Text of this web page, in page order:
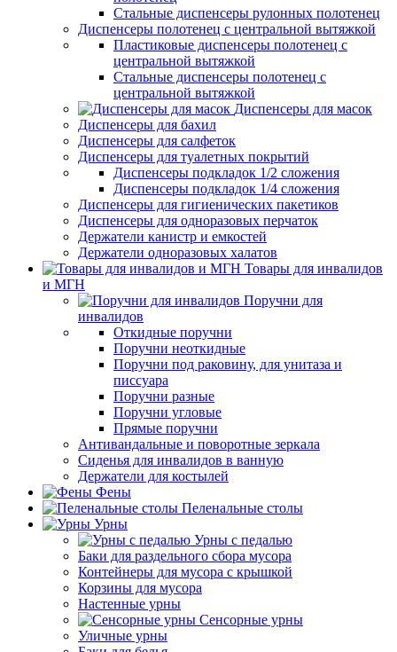
Стальные диспенсеры рулонных полотенец
Диспенсеры полотенец с центральной вытяжкой
Пластиковые диспенсеры полотенец с
центральной вытяжкой
Стальные диспенсеры полотенец с
центральной вытяжкой
Диспенсеры для масок
Диспенсеры для бахил
Диспенсеры для салфеток
Диспенсеры для туалетных покрытий
Диспенсеры подкладок 1/2 сложения
Диспенсеры подкладок 1/4 сложения
Диспенсеры для гигиенических пакетиков
Диспенсеры для одноразовых перчаток
Держатели канистр и емкостей
Держатели одноразовых халатов
Товары для инвалидов
и МГН
Поручни для
инвалидов
Откидные поручни
Поручни неоткидные
Поручни под раковину, для унитаза и
писсуара
Поручни разные
Поручни угловые
Прямые поручни
Антивандальные и поворотные зеркала
Сиденья для инвалидов в ванную
Держатели для костылей
Фены
Пеленальные столы
Урны
Урны с педалью
Баки для раздельного сбора мусора
Контейнеры для мусора с крышкой
Корзины для мусора
Настенные урны
Сенсорные урны
Уличные урны